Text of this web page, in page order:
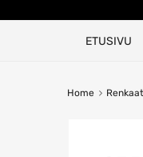
ETUSIVU
Home Renkaat